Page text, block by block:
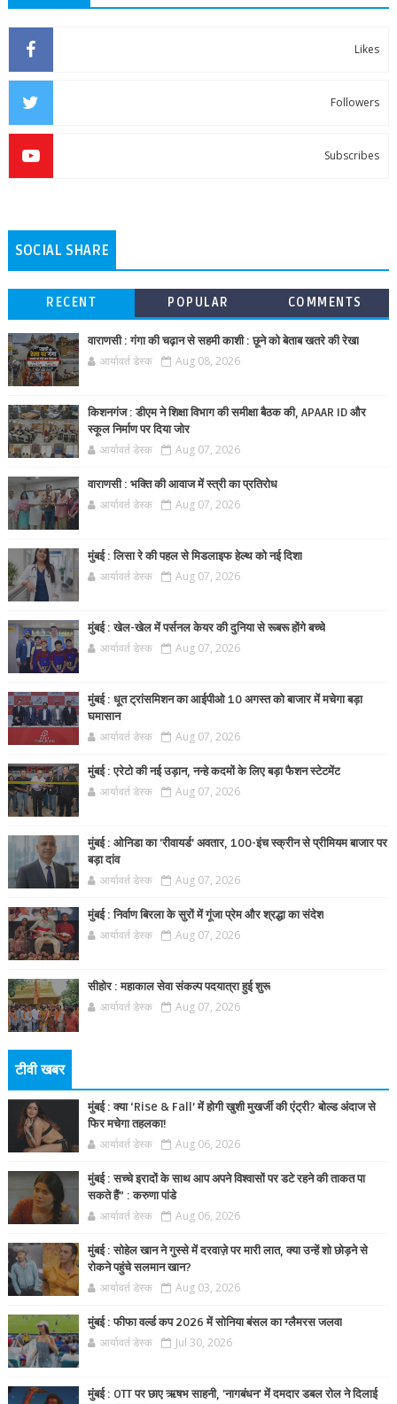
Likes
Followers
Subscribes
SOCIAL SHARE
RECENT POPULAR COMMENTS
वाराणसी : गंगा की चढ़ान से सहमी काशी : छूने को बेताब खतरे की रेखा
आर्यावर्त डेस्क Aug 08, 2026
किशनगंज : डीएम ने शिक्षा विभाग की समीक्षा बैठक की, APAAR ID और
स्कूल निर्माण पर दिया जोर
आर्यावर्त डेस्क Aug 07, 2026
वाराणसी : भक्ति की आवाज में स्त्री का प्रतिरोध
आर्यावर्त डेस्क Aug 07, 2026
मुंबई : लिसा रे की पहल से मिडलाइफ हेल्थ को नई दिशा
आर्यावर्त डेस्क Aug 07, 2026
मुंबई : खेल-खेल में पर्सनल केयर की दुनिया से रूबरू होंगे बच्चे
आर्यावर्त डेस्क Aug 07, 2026
मुंबई : धूत ट्रांसमिशन का आईपीओ 10 अगस्त को बाजार में मचेगा बड़ा
घमासान
आर्यावर्त डेस्क Aug 07, 2026
मुंबई : एरेटो की नई उड़ान, नन्हे कदमों के लिए बड़ा फैशन स्टेटमेंट
आर्यावर्त डेस्क Aug 07, 2026
मुंबई : ओनिडा का 'रीवायर्ड’ अवतार, 100-इंच स्क्रीन से प्रीमियम बाजार पर
बड़ा दांव
आर्यावर्त डेस्क Aug 07, 2026
मुंबई : निर्वाण बिरला के सुरों में गूंजा प्रेम और श्रद्धा का संदेश
आर्यावर्त डेस्क Aug 07, 2026
सीहोर : महाकाल सेवा संकल्प पदयात्रा हुई शुरू
आर्यावर्त डेस्क Aug 07, 2026
टीवी खबर
मुंबई : क्या ‘Rise & Fall’ में होगी खुशी मुखर्जी की एंट्री? बोल्ड अंदाज से
फिर मचेगा तहलका!
आर्यावर्त डेस्क Aug 06, 2026
मुंबई : सच्चे इरादों के साथ आप अपने विश्वासों पर डटे रहने की ताकत पा
सकते हैं” : करुणा पांडे
आर्यावर्त डेस्क Aug 06, 2026
मुंबई : सोहेल खान ने गुस्से में दरवाज़े पर मारी लात, क्या उन्हें शो छोड़ने से
रोकने पहुंचे सलमान खान?
आर्यावर्त डेस्क Aug 03, 2026
मुंबई : फीफा वर्ल्ड कप 2026 में सोनिया बंसल का ग्लैमरस जलवा
आर्यावर्त डेस्क Jul 30, 2026
मुंबई : OTT पर छाए ऋषभ साहनी, 'नागबंधन' में दमदार डबल रोल ने दिलाई